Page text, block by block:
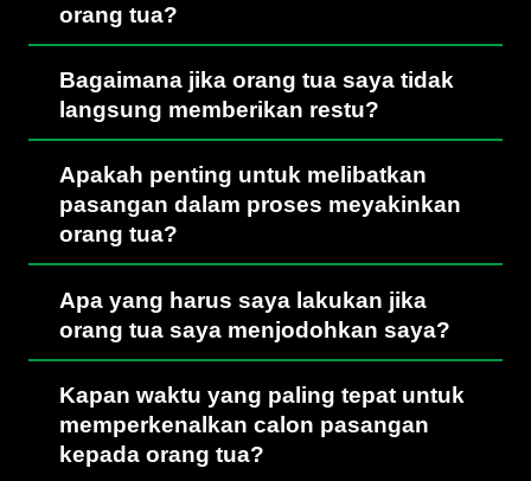
orang tua?
Bagaimana jika orang tua saya tidak
langsung memberikan restu?
Apakah penting untuk melibatkan
pasangan dalam proses meyakinkan
orang tua?
Apa yang harus saya lakukan jika
orang tua saya menjodohkan saya?
Kapan waktu yang paling tepat untuk
memperkenalkan calon pasangan
kepada orang tua?